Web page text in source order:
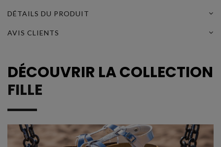
DÉTAILS DU PRODUIT
AVIS CLIENTS
DÉCOUVRIR LA COLLECTION
FILLE